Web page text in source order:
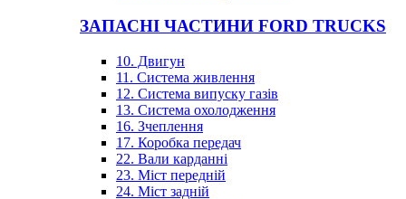
ЗАПАСНІ ЧАСТИНИ FORD TRUCKS
10. Двигун
11. Система живлення
12. Система випуску газів
13. Система охолодження
16. Зчеплення
17. Коробка передач
22. Вали карданні
23. Міст передній
24. Міст задній